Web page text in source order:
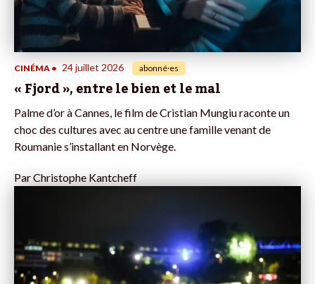
CINÉMA • 24 juillet 2026 abonné·es
« Fjord », entre le bien et le mal
Palme d’or à Cannes, le film de Cristian Mungiu raconte un
choc des cultures avec au centre une famille venant de
Roumanie s’installant en Norvège.
ParChristophe Kantcheff